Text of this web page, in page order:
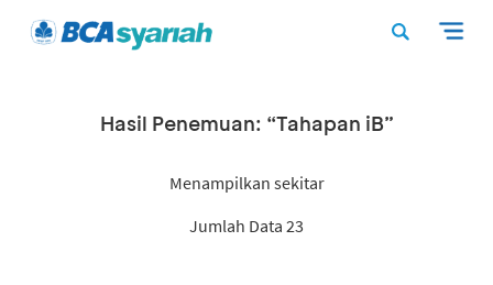
Hasil Penemuan: “Tahapan iB”
Menampilkan sekitar
Jumlah Data 23